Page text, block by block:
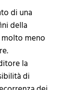
di una
della
molto meno
la
di